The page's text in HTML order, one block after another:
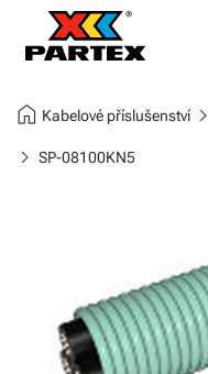
home Kabelové příslušenstvíchevron_right
chevron_right SP-08100KN5